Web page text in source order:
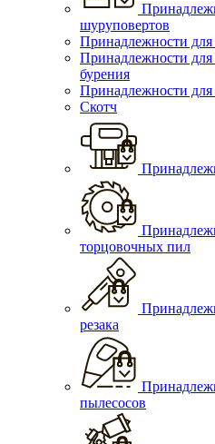
шуруповертов
Принадлежности для
Принадлежности для
бурения
Принадлежности
Скотч
торцовочных пил
резака
пылесосов